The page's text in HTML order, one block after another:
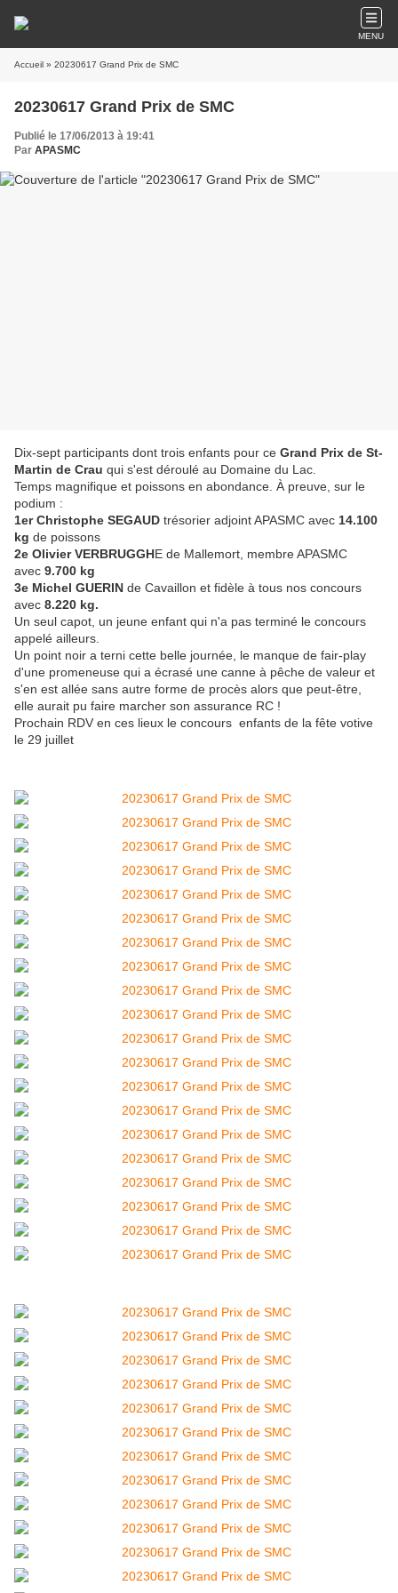
MENU
Accueil » 20230617 Grand Prix de SMC
20230617 Grand Prix de SMC
Publié le 17/06/2013 à 19:41
Par APASMC
Dix-sept participants dont trois enfants pour ce Grand Prix de St-
Martin de Crau qui s'est déroulé au Domaine du Lac.
Temps magnifique et poissons en abondance. À preuve, sur le
podium :
1er Christophe SEGAUD trésorier adjoint APASMC avec 14.100
kg de poissons
2e Olivier VERBRUGGHE de Mallemort, membre APASMC
avec 9.700 kg
3e Michel GUERIN de Cavaillon et fidèle à tous nos concours
avec 8.220 kg.
Un seul capot, un jeune enfant qui n'a pas terminé le concours
appelé ailleurs.
Un point noir a terni cette belle journée, le manque de fair-play
d'une promeneuse qui a écrasé une canne à pêche de valeur et
s'en est allée sans autre forme de procès alors que peut-être,
elle aurait pu faire marcher son assurance RC !
Prochain RDV en ces lieux le concours enfants de la fête votive
le 29 juillet